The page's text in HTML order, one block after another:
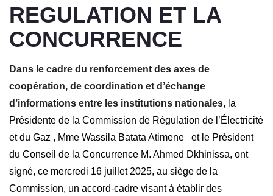
REGULATION ET LA
CONCURRENCE
Dans le cadre du renforcement des axes de
coopération, de coordination et d’échange
d’informations entre les institutions nationales, la
Présidente de la Commission de Régulation de l’Électricité
et du Gaz , Mme Wassila Batata Atimene et le Président
du Conseil de la Concurrence M. Ahmed Dkhinissa, ont
signé, ce mercredi 16 juillet 2025, au siège de la
Commission, un accord-cadre visant à établir des